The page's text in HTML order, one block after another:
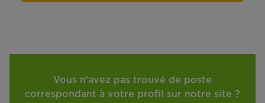
Vous n'avez pas trouvé de poste
correspondant à votre profil sur notre site ?